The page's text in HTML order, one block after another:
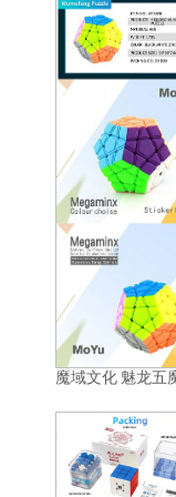
魔域文化 魅龙五